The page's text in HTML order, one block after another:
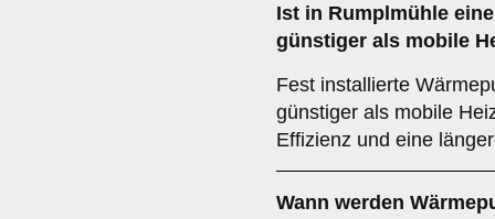
Ist in Rumplmühle
günstiger als mobile
Fest installierte
günstiger als mobile
Effizienz und eine
Wann werden